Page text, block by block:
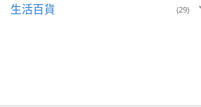
生活百貨 (29)